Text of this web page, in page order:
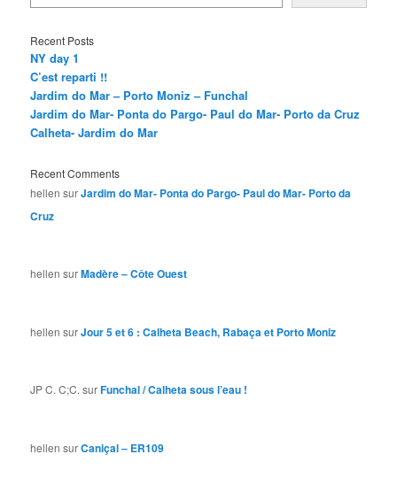
Recent Posts
NY day 1
C’est reparti !!
Jardim do Mar – Porto Moniz – Funchal
Jardim do Mar- Ponta do Pargo- Paul do Mar- Porto da Cruz
Calheta- Jardim do Mar
Recent Comments
hellen surJardim do Mar- Ponta do Pargo- Paul do Mar- Porto da
Cruz
hellen surMadère – Côte Ouest
hellen surJour 5 et 6 : Calheta Beach, Rabaça et Porto Moniz
JP C. C;C. surFunchal / Calheta sous l’eau !
hellen surCaniçal – ER109